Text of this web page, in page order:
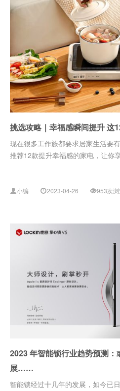
挑选攻略｜幸福感瞬间提升 这
现在很多工作族都要求居家生活要
推荐12款提升幸福感的家电，让你
小编 2023-04-26 953次
2023 年智能锁行业趋势预测
展……
智能锁经过十几年的发展，如今已